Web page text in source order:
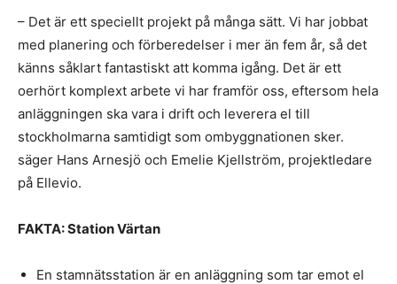
– Det är ett speciellt projekt på många sätt. Vi har jobbat
med planering och förberedelser i mer än fem år, så det
känns såklart fantastiskt att komma igång. Det är ett
oerhört komplext arbete vi har framför oss, eftersom hela
anläggningen ska vara i drift och leverera el till
stockholmarna samtidigt som ombyggnationen sker.
säger Hans Arnesjö och Emelie Kjellström, projektledare
på Ellevio.
FAKTA: Station Värtan
En stamnätsstation är en anläggning som tar emot el